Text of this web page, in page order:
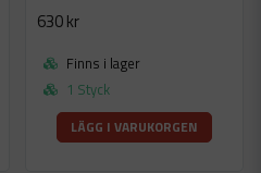
630 kr
Finns i lager
1 Styck
LÄGG I VARUKORGEN